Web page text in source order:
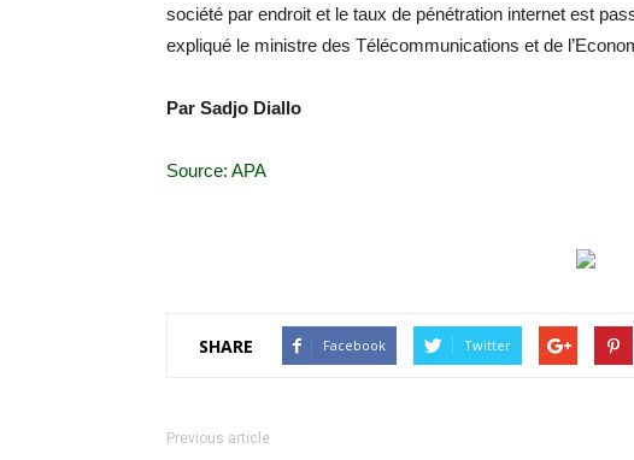
société par endroit et le taux de pénétration internet est
expliqué le ministre des Télécommunications et de
Par Sadjo Diallo
Source: APA
SHARE Facebook Twitter
Previous article